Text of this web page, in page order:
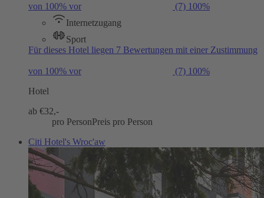
von 100% vor (7) 100%
Internetzugang
Sport
Für dieses Hotel liegen 7 Bewertungen mit einer Zustimmung
von 100% vor (7) 100%
Hotel
ab €32,-
pro PersonPreis pro Person
Citi Hotel's Wroc'aw